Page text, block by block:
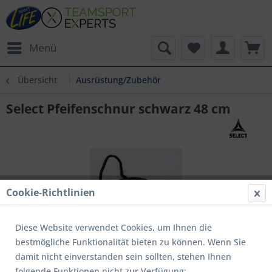
Menü
Übersicht Ausrüstung/Zubehör
Select Pfeifenschnur schwarz 48 cm
Cookie-Richtlinien
Diese Website verwendet Cookies, um Ihnen die
bestmögliche Funktionalität bieten zu können. Wenn Sie
damit nicht einverstanden sein sollten, stehen Ihnen